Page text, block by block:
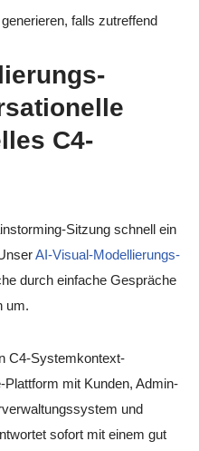
falls zutreffend
C4-
Sitzung schnell ein
AI-Visual-Modellierungs-
durch einfache Gespräche
um.
C4-Systemkontext-
mit Kunden, Admin-
und
sofort mit einem gut